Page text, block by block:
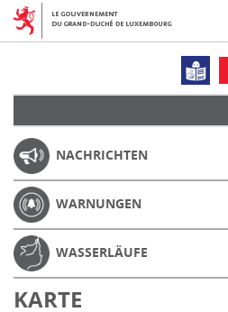
NACHRICHTEN
WARNUNGEN
WASSERLÄUFE
KARTE